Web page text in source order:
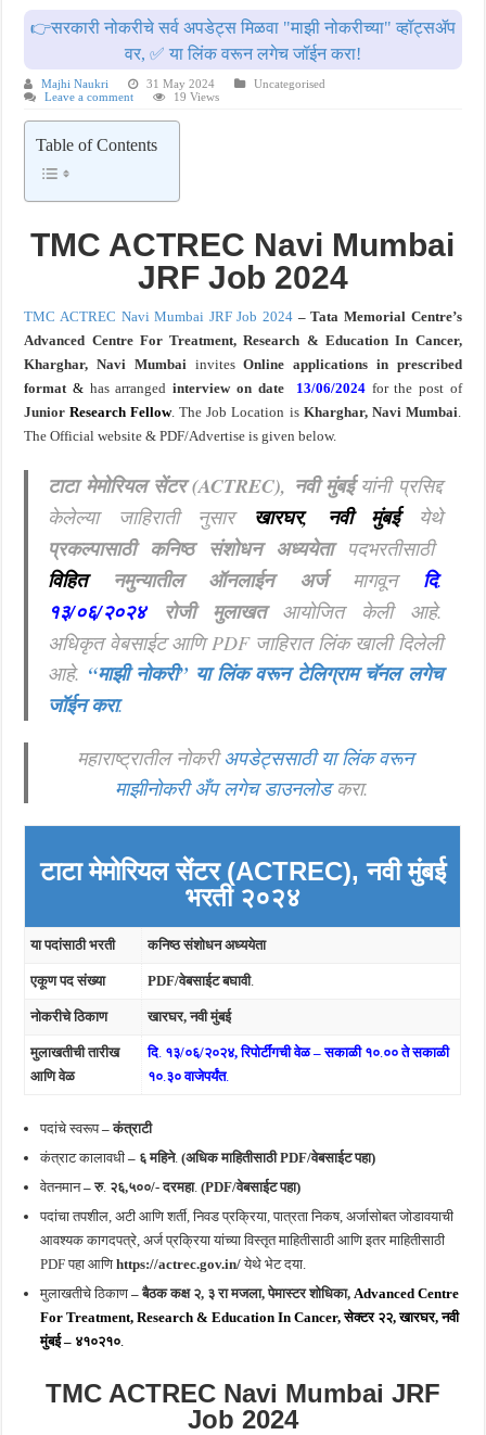
आदिवासी विकास विभागातील चौकीदार पदांची परीक्षा आता २८ जुलै ऐवजी २ ऑगस्ट २०२६ ला
👉सरकारी नोकरीचे सर्व अपडेट्स मिळवा "माझी नोकरीच्या" व्हॉट्सॲप
वर, ✅ या लिंक वरून लगेच जॉईन करा!
Majhi Naukri 31 May 2024
Uncategorised
Leave a comment
19 Views
Table of Contents
TMC ACTREC Navi Mumbai
JRF Job 2024
TMC ACTREC Navi Mumbai JRF Job 2024 – Tata Memorial Centre’s
Advanced Centre For Treatment, Research & Education In Cancer,
Kharghar, Navi Mumbai invitesOnline applications in prescribed
format &has arranged interview on date 13/06/2024 for the post of
Junior Research Fellow. The Job Location isKharghar, Navi Mumbai.
The Official website & PDF/Advertise is given below.
टाटा मेमोरियल सेंटर (ACTREC), नवी मुंबईयांनी प्रसिद्द
केलेल्या जाहिराती नुसार खारघर, नवी मुंबईयेथे
प्रकल्पासाठी कनिष्ठ संशोधन अध्ययेता पदभरतीसाठी
विहितनमुन्यातील ऑनलाईन अर्ज मागवून दि.
१३/०६/२०२४रोजी मुलाखत आयोजित केली आहे.
अधिकृत वेबसाईट आणि PDF जाहिरात लिंक खाली दिलेली
आहे. “माझी नोकरी” या लिंक वरून टेलिग्राम चॅनल लगेच
जॉईन करा.
महाराष्ट्रातील नोकरीअपडेट्ससाठी या लिंक वरून
माझीनोकरी अँप लगेच डाउनलोडकरा.
टाटा मेमोरियल सेंटर (ACTREC), नवी मुंबई
भरती २०२४
या पदांसाठी भरती कनिष्ठ संशोधन अध्ययेता
एकूण पद संख्या PDF/वेबसाईट बघावी.
नोकरीचे ठिकाण खारघर, नवी मुंबई
मुलाखतीची तारीख
आणि वेळ
दि. १३/०६/२०२४,रिपोर्टींगची वेळ – सकाळी १०.०० ते सकाळी
१०.३० वाजेपर्यंत.
पदांचे स्वरूप– कंत्राटी
कंत्राट कालावधी – ६ महिने. (अधिक माहितीसाठी PDF/वेबसाईट पहा)
वेतनमान–रु. २६,५००/- दरमहा.(PDF/वेबसाईट पहा)
पदांचा तपशील, अटी आणि शर्ती, निवड प्रक्रिया, पात्रता निकष, अर्जासोबत जोडावयाची
आवश्यक कागदपत्रे, अर्ज प्रक्रिया यांच्या विस्तृत माहितीसाठी आणि इतर माहितीसाठी
PDF पहा आणि https://actrec.gov.in/येथे भेट दया.
मुलाखतीचे ठिकाण– बैठक कक्ष२, ३ रा मजला, पेमास्टर शोधिका, AdvancedCentre
For Treatment, Research & Education In Cancer, सेक्टर २२, खारघर, नवी
मुंबई – ४१०२१०
TMC ACTREC Navi Mumbai JRF
Job 2024